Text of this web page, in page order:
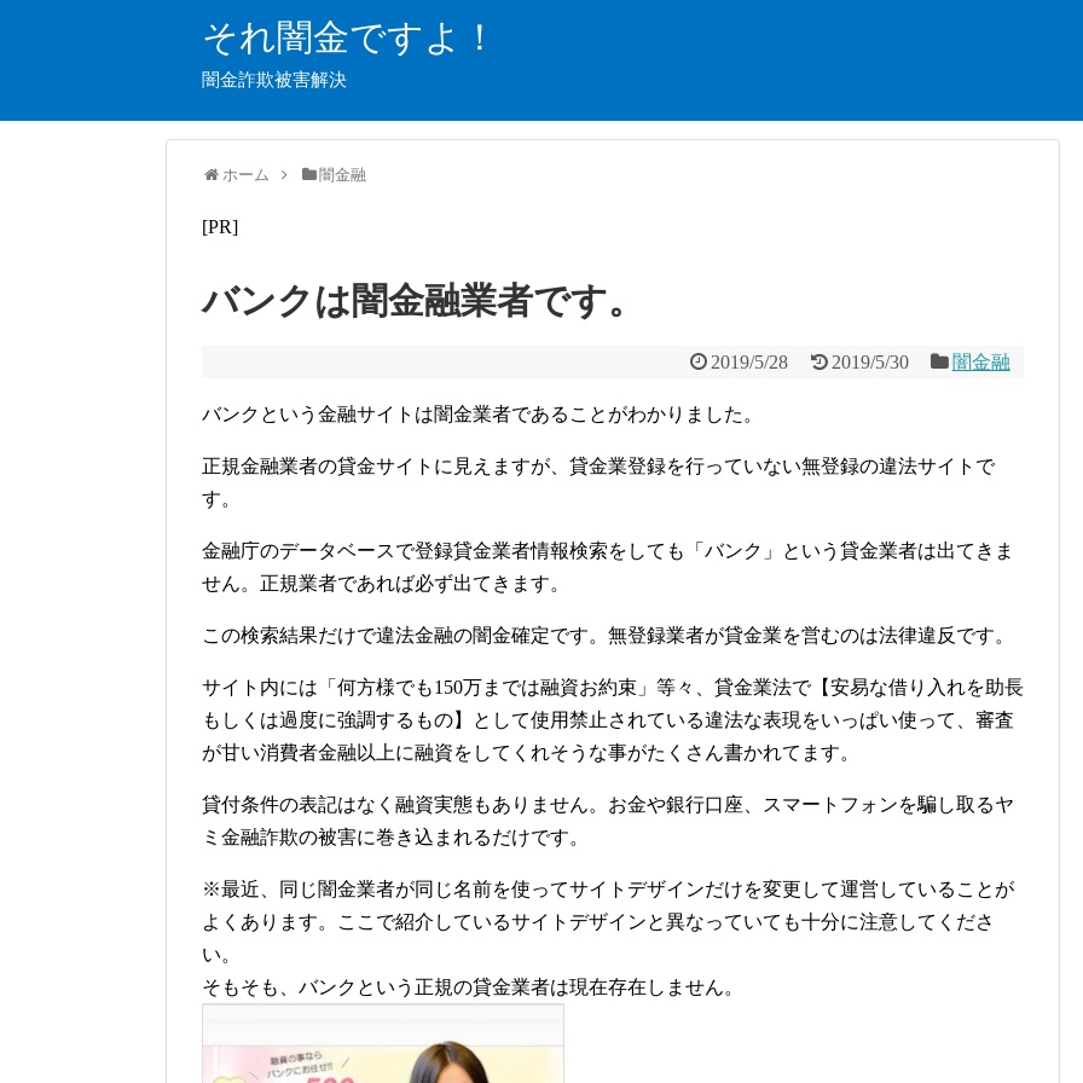
それ闇金ですよ！
闇金詐欺被害解決
ホーム 闇金融
[PR]
バンクは闇金融業者です。
2019/5/28 2019/5/30 闇金融
バンクという金融サイトは闇金業者であることがわかりました。
正規金融業者の貸金サイトに見えますが、貸金業登録を行っていない無登録の違法サイトで
す。
金融庁のデータベースで登録貸金業者情報検索をしても「バンク」という貸金業者は出てきま
せん。正規業者であれば必ず出てきます。
この検索結果だけで違法金融の闇金確定です。無登録業者が貸金業を営むのは法律違反です。
サイト内には「何方様でも150万までは融資お約束」等々、貸金業法で【安易な借り入れを助長
もしくは過度に強調するもの】として使用禁止されている違法な表現をいっぱい使って、審査
が甘い消費者金融以上に融資をしてくれそうな事がたくさん書かれてます。
貸付条件の表記はなく融資実態もありません。お金や銀行口座、スマートフォンを騙し取るヤ
ミ金融詐欺の被害に巻き込まれるだけです。
※最近、同じ闇金業者が同じ名前を使ってサイトデザインだけを変更して運営していることが
よくあります。ここで紹介しているサイトデザインと異なっていても十分に注意してくださ
い。
そもそも、バンクという正規の貸金業者は現在存在しません。